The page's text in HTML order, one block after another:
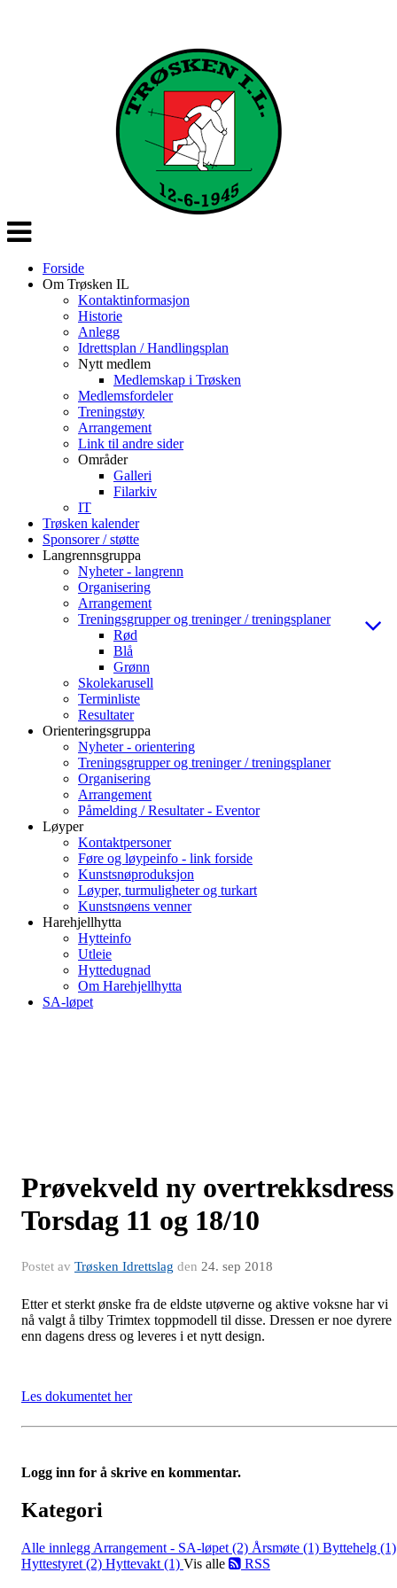
Veksle
navigasjon
Forside
Om Trøsken IL
Kontaktinformasjon
Historie
Anlegg
Idrettsplan / Handlingsplan
Nytt medlem
Medlemskap i Trøsken
Medlemsfordeler
Treningstøy
Arrangement
Link til andre sider
Områder
Galleri
Filarkiv
IT
Trøsken kalender
Sponsorer / støtte
Langrennsgruppa
Nyheter - langrenn
Organisering
Arrangement
Treningsgrupper og treninger / treningsplaner
Rød
Blå
Grønn
Skolekarusell
Terminliste
Resultater
Orienteringsgruppa
Nyheter - orientering
Treningsgrupper og treninger / treningsplaner
Organisering
Arrangement
Påmelding / Resultater - Eventor
Løyper
Kontaktpersoner
Føre og løypeinfo - link forside
Kunstsnøproduksjon
Løyper, turmuligheter og turkart
Kunstsnøens venner
Harehjellhytta
Hytteinfo
Utleie
Hyttedugnad
Om Harehjellhytta
SA-løpet
Prøvekveld ny overtrekksdress
Torsdag 11 og 18/10
Postet av Trøsken Idrettslag den 24. sep 2018
Etter et sterkt ønske fra de eldste utøverne og aktive voksne har vi
nå valgt å tilby Trimtex toppmodell til disse. Dressen er noe dyrere
enn dagens dress og leveres i et nytt design.
Les dokumentet her
Logg inn for å skrive en kommentar.
Kategori
Alle innlegg Arrangement - SA-løpet (2) Årsmøte (1) Byttehelg (1)
Hyttestyret (2) Hyttevakt (1) Vis alle RSS